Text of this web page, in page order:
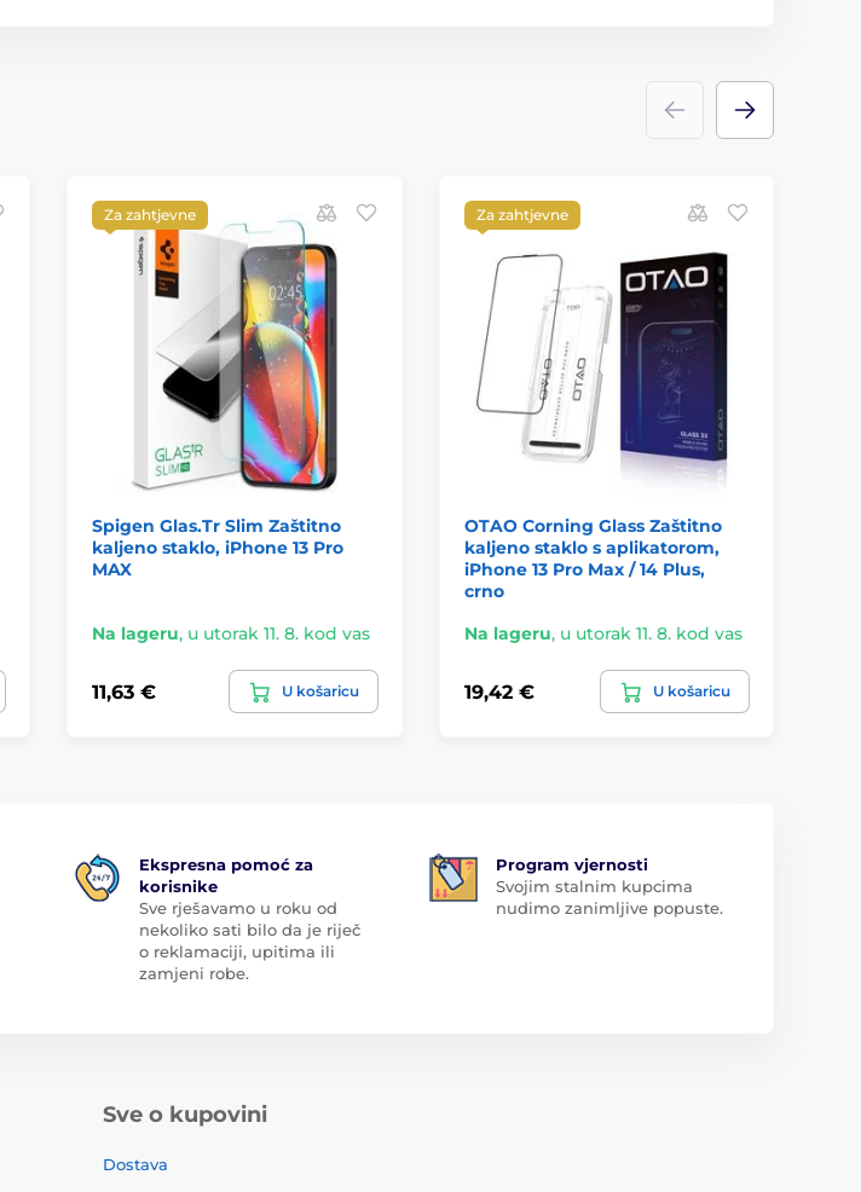
Za zahtjevne
Spigen Glas.Tr Slim Zaštitno
kaljeno staklo, iPhone 13 Pro
MAX
Na lageru, u utorak 11. 8. kod vas
11,63 € U košaricu
Za zahtjevne
OTAO Corning Glass Zaštitno
kaljeno staklo s aplikatorom,
iPhone 13 Pro Max / 14 Plus,
crno
Na lageru, u utorak 11. 8. kod vas
19,42 € U košaricu
Ekspresna pomoć za
korisnike
Sve rješavamo u roku od
nekoliko sati bilo da je riječ
o reklamaciji, upitima ili
zamjeni robe.
Program vjernosti
Svojim stalnim kupcima
nudimo zanimljive popuste.
Sve o kupovini
Dostava